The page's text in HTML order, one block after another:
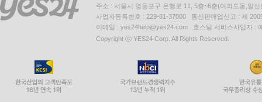
주소 : 서울시 영등포구 은행로 11, 5층~6층(여의도동,일신
사업자등록번호 : 229-81-37000 통신판매업신고 : 제
이메일 : yes24help@yes24.com 호스팅 서비스사업자 :
Copyright ⓒ YES24 Corp. All Rights Reserved.